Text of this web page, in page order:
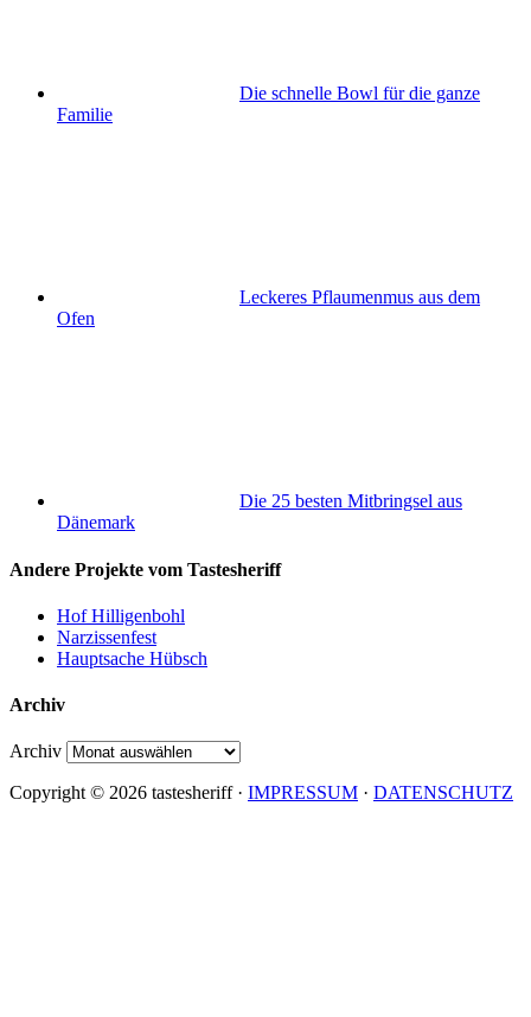
Die schnelle Bowl für die ganze
Familie
Leckeres Pflaumenmus aus dem
Ofen
Die 25 besten Mitbringsel aus
Dänemark
Andere Projekte vom Tastesheriff
Hof Hilligenbohl
Narzissenfest
Hauptsache Hübsch
Archiv
Archiv
Copyright © 2026 tastesheriff · IMPRESSUM · DATENSCHUTZ